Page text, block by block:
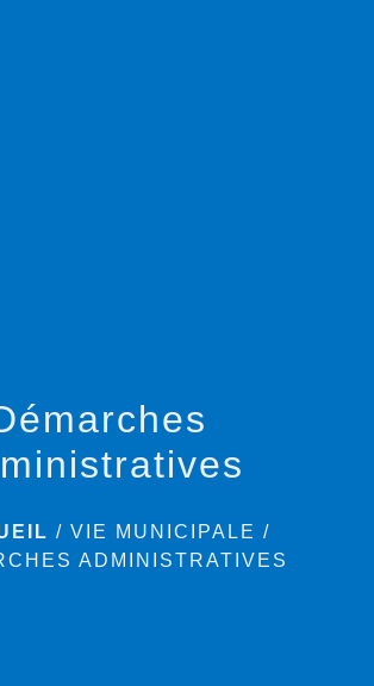
/ VIE MUNICIPALE /
ADMINISTRATIVES